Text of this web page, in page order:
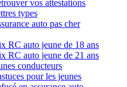
vos attestations
types
auto pas cher
RC auto jeune de 18 ans
RC auto jeune de 21 ans
conducteurs
pour les jeunes